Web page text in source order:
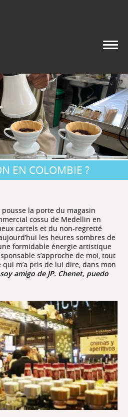
EN COLOMBIE ?
la porte du magasin
cossu de Medellin en
cartels et du non-regretté
les heures sombres de
formidable énergie artistique
s’approche de moi, tout
qui m’a pris de lui dire, dans mon
amigo de JP. Chenet, puedo